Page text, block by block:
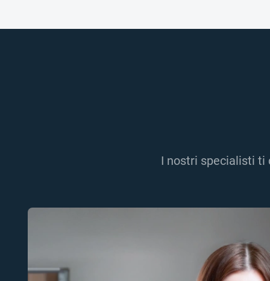
I nostri specialisti ti